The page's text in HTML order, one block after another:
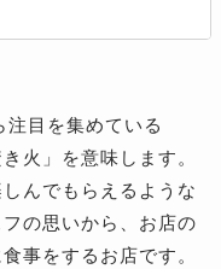
目を集めている
火」を意味します。
んでもらえるような
の思いから、お店の
事をするお店です。